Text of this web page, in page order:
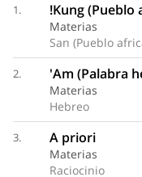
1. !Kung (Pueblo
Materias
San (Pueblo
2. 'Am (Palabra
Materias
Hebreo
3. A priori
Materias
Raciocinio